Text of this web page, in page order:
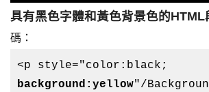
具有黑色字體和黃色背景色的HTML
碼：
<p style="color:black;
background:yellow"/